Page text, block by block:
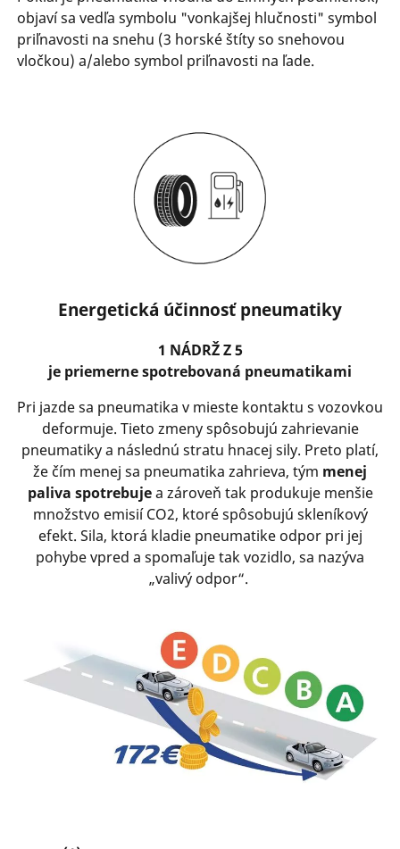
objaví sa vedľa symbolu "vonkajšej hlučnosti" symbol
priľnavosti na snehu (3 horské štíty so snehovou
vločkou) a/alebo symbol priľnavosti na ľade.
Energetická účinnosť pneumatiky
1 NÁDRŽ Z 5
je priemerne spotrebovaná pneumatikami
Pri jazde sa pneumatika v mieste kontaktu s vozovkou
deformuje. Tieto zmeny spôsobujú zahrievanie
pneumatiky a následnú stratu hnacej sily. Preto platí,
že čím menej sa pneumatika zahrieva, tým menej
paliva spotrebujea zároveň tak produkuje menšie
množstvo emisií CO2, ktoré spôsobujú skleníkový
efekt. Sila, ktorá kladie pneumatike odpor pri jej
pohybe vpred a spomaľuje tak vozidlo, sa nazýva
„valivý odpor“.